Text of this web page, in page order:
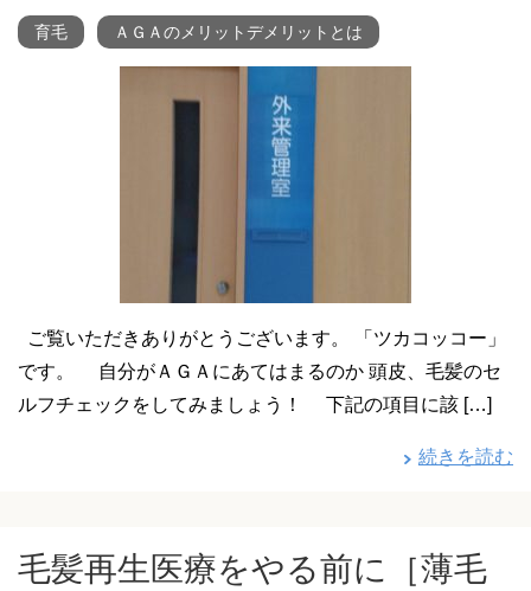
育毛 ＡＧＡのメリットデメリットとは
ご覧いただきありがとうございます。 「ツカコッコー」
です。 自分がＡＧＡにあてはまるのか 頭皮、毛髪のセ
ルフチェックをしてみましょう！ 下記の項目に該 […]
続きを読む
毛髪再生医療をやる前に［薄毛